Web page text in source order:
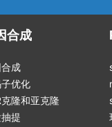
合成
成
优化
克隆和亚克隆
提